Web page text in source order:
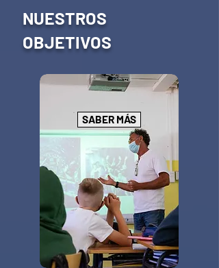
NUESTROS
OBJETIVOS
SABER MÁS